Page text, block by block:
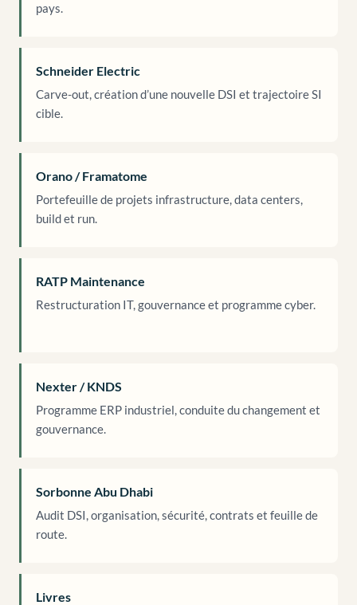
pays.
Schneider Electric
Carve-out, création d’une nouvelle DSI et trajectoire SI
cible.
Orano / Framatome
Portefeuille de projets infrastructure, data centers,
build et run.
RATP Maintenance
Restructuration IT, gouvernance et programme cyber.
Nexter / KNDS
Programme ERP industriel, conduite du changement et
gouvernance.
Sorbonne Abu Dhabi
Audit DSI, organisation, sécurité, contrats et feuille de
route.
Livres